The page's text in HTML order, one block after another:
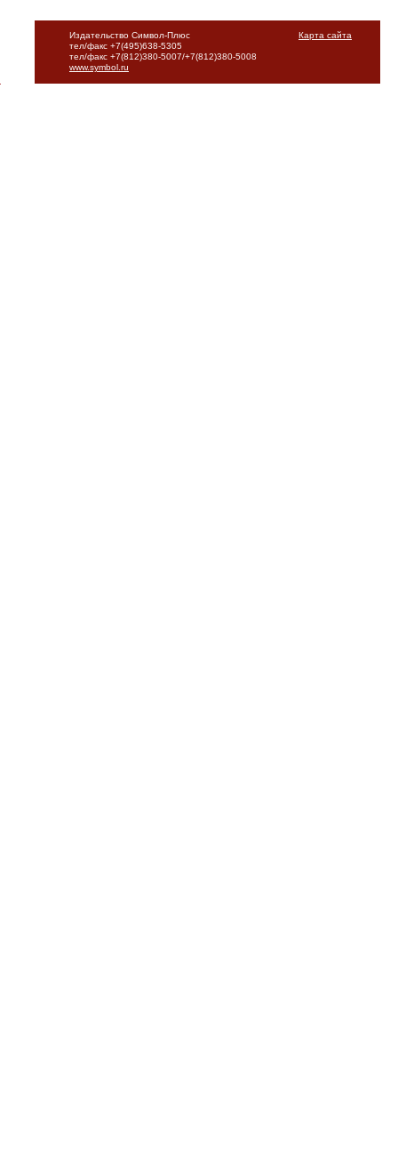
Карта сайта
Издательство Символ-Плюс
тел/факс +7(495)638-5305
тел/факс +7(812)380-5007/+7(812)380-5008
www.symbol.ru